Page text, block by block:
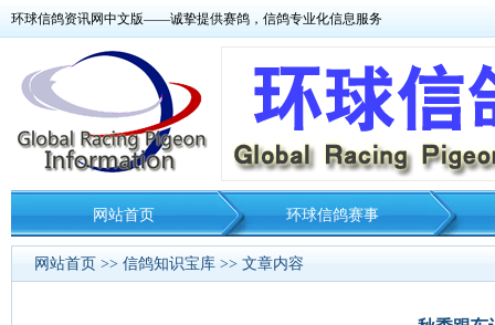
环球信鸽资讯网中文版——诚挚提供赛鸽，信鸽专业化信息服务
网站首页 环球信鸽赛事
网站首页 >> 信鸽知识宝库 >> 文章内容